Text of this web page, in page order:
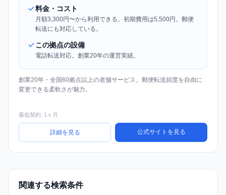
料金・コスト
月額3,300円〜から利用できる。初期費用は5,500円。郵便
転送にも対応している。
この拠点の設備
電話転送対応。創業20年の運営実績。
創業20年・全国60拠点以上の老舗サービス。郵便転送頻度を自由に
変更できる柔軟さが魅力。
最低契約: 1ヶ月
詳細を見る 公式サイトを見る
関連する検索条件